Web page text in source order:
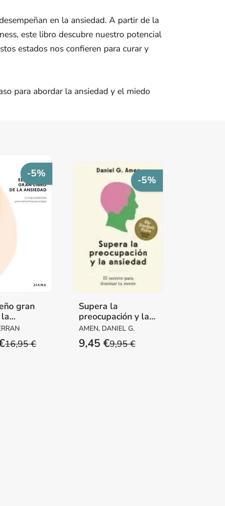
en la ansiedad. A partir de la
este libro descubre nuestro potencial
estados nos confieren para curar y
para abordar la ansiedad y el miedo
-5%
gran
16,95 €
-5%
Supera la
preocupación y la
ansiedad
AMEN, DANIEL G.
9,95 €
9,45 €